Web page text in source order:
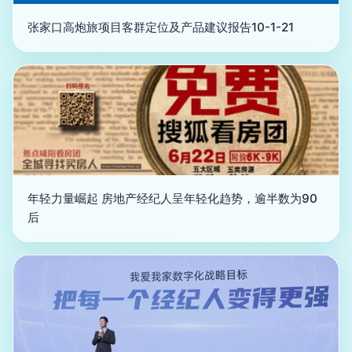
张家口高炮旅项目客群定位及产品建议报告10-1-21
年轻力量崛起 房地产经纪人呈年轻化趋势，逾半数为90
后